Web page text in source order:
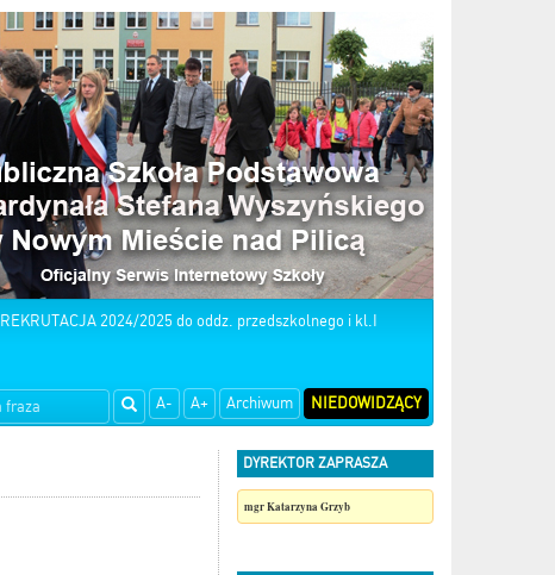
REKRUTACJA 2024/2025 do oddz. przedszkolnego i kl.I
A- A+ Archiwum NIEDOWIDZĄCY
DYREKTOR ZAPRASZA
mgr Katarzyna Grzyb